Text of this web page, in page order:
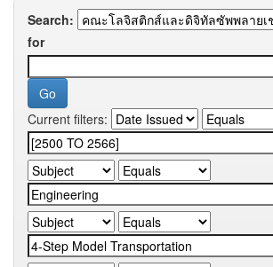
Search:
for
Current filters: